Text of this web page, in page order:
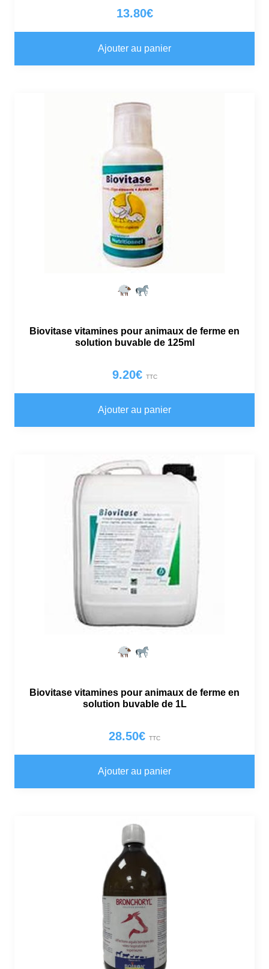
13.80€
Ajouter au panier
Biovitase vitamines pour animaux de ferme en
solution buvable de 125ml
9.20€ TTC
Ajouter au panier
Biovitase vitamines pour animaux de ferme en
solution buvable de 1L
28.50€ TTC
Ajouter au panier